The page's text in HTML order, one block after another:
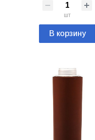
шт
В корзину